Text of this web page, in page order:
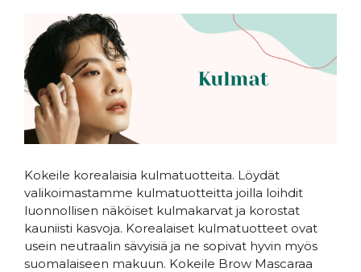
Kokeile korealaisia kulmatuotteita. Löydät
valikoimastamme kulmatuotteitta joilla loihdit
luonnollisen näköiset kulmakarvat ja korostat
kauniisti kasvoja. Korealaiset kulmatuotteet ovat
usein neutraalin sävyisiä ja ne sopivat hyvin myös
suomalaiseen makuun. Kokeile Brow Mascaraa